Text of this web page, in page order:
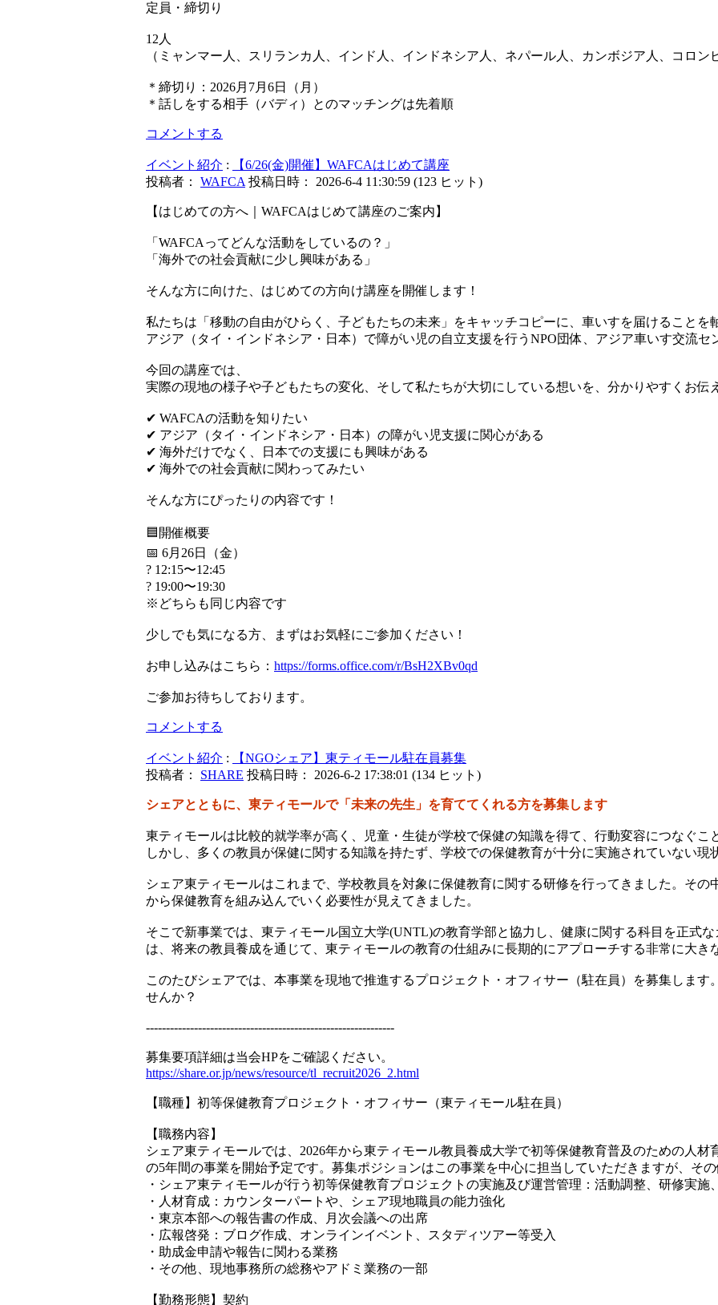
定員・締切り
12人
（ミャンマー人、スリランカ人、インド人、インドネシア人、ネパール人、カンボジア人、コロン
＊締切り：2026月7月6日（月）
＊話しをする相手（バディ）とのマッチングは先着順
コメントする
イベント紹介 :
【6/26(金)開催】WAFCAはじめて講座
投稿者： WAFCA 投稿日時： 2026-6-4 11:30:59 (123 ヒット )
【はじめての方へ｜WAFCAはじめて講座のご案内】
「WAFCAってどんな活動をしているの？」
「海外での社会貢献に少し興味がある」
そんな方に向けた、はじめての方向け講座を開催します！
私たちは「移動の自由がひらく、子どもたちの未来」をキャッチコピーに、車いすを届けることを
アジア（タイ・インドネシア・日本）で障がい児の自立支援を行うNPO団体、アジア車いす交流セ
今回の講座では、
実際の現地の様子や子どもたちの変化、そして私たちが大切にしている想いを、分かりやすくお伝
✔ WAFCAの活動を知りたい
✔ アジア（タイ・インドネシア・日本）の障がい児支援に関心がある
✔ 海外だけでなく、日本での支援にも興味がある
✔ 海外での社会貢献に関わってみたい
そんな方にぴったりの内容です！
🟦開催概要
📅 6月26日（金）
? 12:15〜12:45
? 19:00〜19:30
※どちらも同じ内容です
少しでも気になる方、まずはお気軽にご参加ください！
お申し込みはこちら： https://forms.office.com/r/BsH2XBv0qd
ご参加お待ちしております。
コメントする
イベント紹介 :
【NGOシェア】東ティモール駐在員募集
投稿者： SHARE 投稿日時： 2026-6-2 17:38:01 (134 ヒット )
シェアとともに、東ティモールで「未来の先生」を育ててくれる方を募集します
東ティモールは比較的就学率が高く、児童・生徒が学校で保健の知識を得て、行動変容につなぐこ
しかし、多くの教員が保健に関する知識を持たず、学校での保健教育が十分に実施されていない現
シェア東ティモールはこれまで、学校教員を対象に保健教育に関する研修を行ってきました。そ
から保健教育を組み込んでいく必要性が見えてきました。
そこで新事業では、東ティモール国立大学(UNTL)の教育学部と協力し、健康に関する科目を正式
は、将来の教員養成を通じて、東ティモールの教育の仕組みに長期的にアプローチする非常に大き
このたびシェアでは、本事業を現地で推進するプロジェクト・オフィサー（駐在員）を募集しま
せんか？
--------------------------------------------------------------
募集要項詳細は当会HPをご確認ください。
https://share.or.jp/news/resource/tl_recruit2026_2.html
【職種】初等保健教育プロジェクト・オフィサー（東ティモール駐在員）
【職務内容】
シェア東ティモールでは、2026年から東ティモール教員養成大学で初等保健教育普及のための人
の5年間の事業を開始予定です。募集ポジションはこの事業を中心に担当していただきますが、そ
・シェア東ティモールが行う初等保健教育プロジェクトの実施及び運営管理：活動調整、研修実
・人材育成：カウンターパートや、シェア現地職員の能力強化
・東京本部への報告書の作成、月次会議への出席
・広報啓発：ブログ作成、オンラインイベント、スタディツアー等受入
・助成金申請や報告に関わる業務
・その他、現地事務所の総務やアドミ業務の一部
【勤務形態】契約